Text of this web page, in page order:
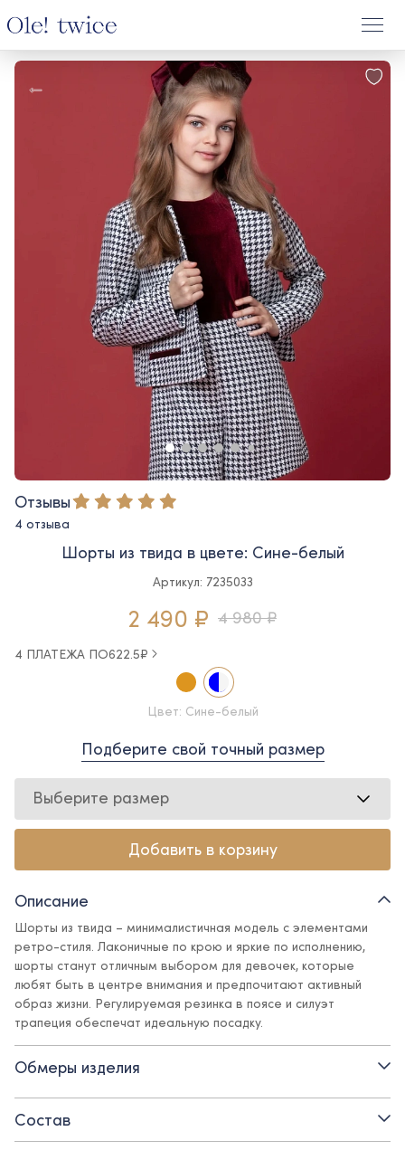
Отзывы
4 отзыва
Шорты из твида в цвете: Сине-белый
Артикул: 7235033
2 490 ₽ 4 980 ₽
4 ПЛАТЕЖА ПО622.5₽
Цвет: Сине-белый
Подберите свой точный размер
Выберите размер
Добавить в корзину
Описание
Шорты из твида – минималистичная модель с элементами
ретро-стиля. Лаконичные по крою и яркие по исполнению,
шорты станут отличным выбором для девочек, которые
любят быть в центре внимания и предпочитают активный
образ жизни. Регулируемая резинка в поясе и силуэт
трапеция обеспечат идеальную посадку.
Детали:
- подкладка – поливискоза
Обмеры изделия
Состав